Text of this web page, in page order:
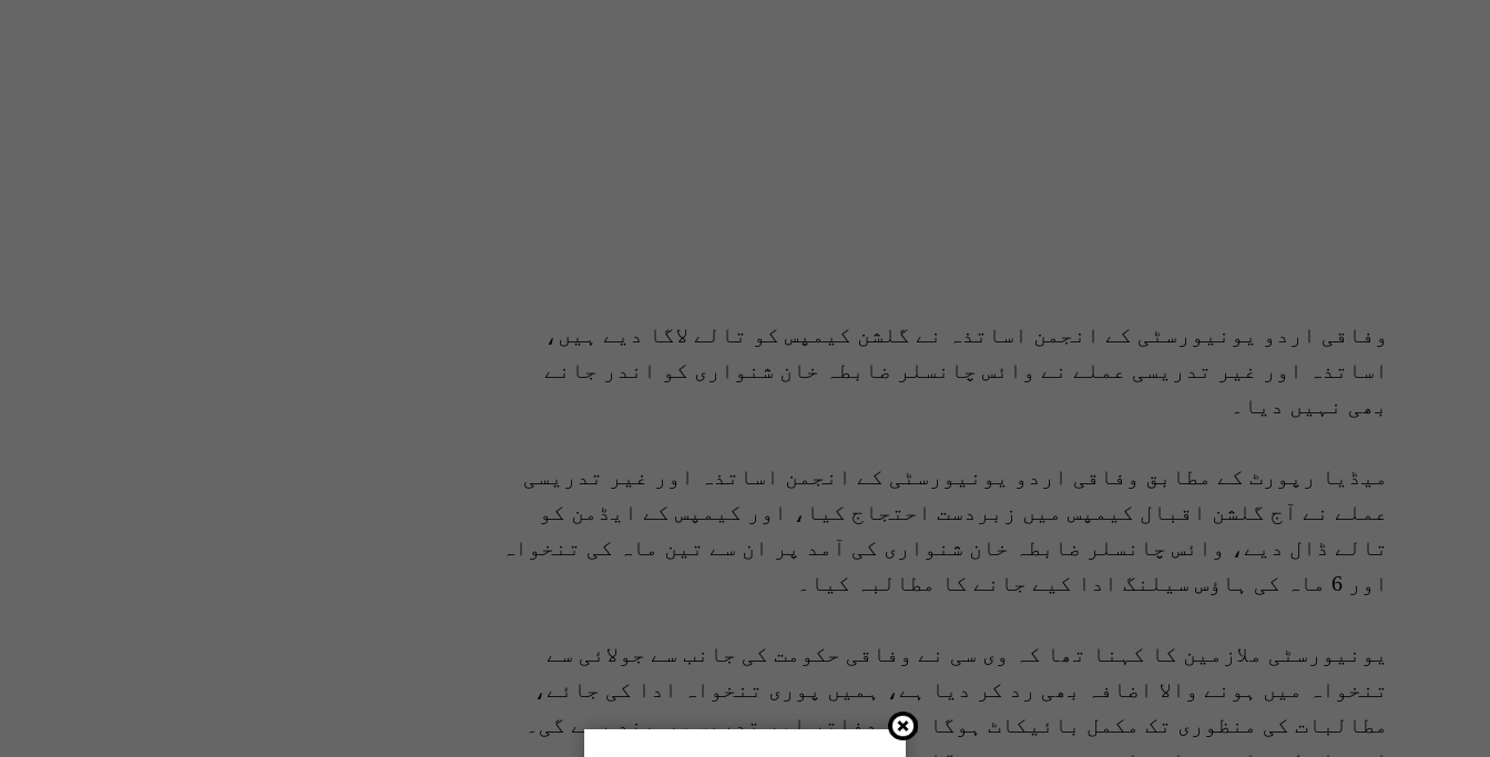
وفاقی اردو یونیورسٹی کے انجمن اساتذہ نے گلشن کیمپس کو تالے لاگا دیے ہیں،
اساتذہ اور غیر تدریسی عملے نے وائس چانسلر ضابطہ خان شنواری کو اندر جانے
بھی نہیں دیا۔
میڈیا رپورٹ کے مطابق وفاقی اردو یونیورسٹی کے انجمن اساتذہ اور غیر تدریسی
عملے نے آج گلشن اقبال کیمپس میں زبردست احتجاج کیا، اور کیمپس کے ایڈمن کو
تالے ڈال دیے، وائس چانسلر ضابطہ خان شنواری کی آمد پر ان سے تین ماہ کی تنخواہ
اور 6 ماہ کی ہاؤس سیلنگ ادا کیے جانے کا مطالبہ کیا۔
یونیورسٹی ملازمین کا کہنا تھا کہ وی سی نے وفاقی حکومت کی جانب سے جولائی سے
تنخواہ میں ہونے والا اضافہ بھی رد کر دیا ہے، ہمیں پوری تنخواہ ادا کی جائے،
مطالبات کی منظوری تک مکمل بائیکاٹ ہوگا اور دفاتر اور تدریس سب بند رہے گی۔